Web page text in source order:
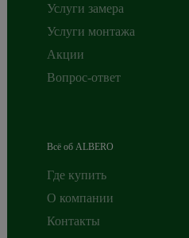
Услуги замера
Услуги монтажа
Акции
Вопрос-ответ
Всё об ALBERO
Где купить
О компании
Контакты